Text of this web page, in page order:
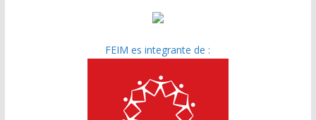
FEIM es integrante de :